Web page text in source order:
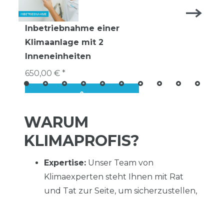
Inbetriebnahme einer
Klimaanlage mit 2
Inneneinheiten
650,00 € *
WARUM
KLIMAPROFIS?
Expertise: Unser Team von
Klimaexperten steht Ihnen mit Rat
und Tat zur Seite, um sicherzustellen,